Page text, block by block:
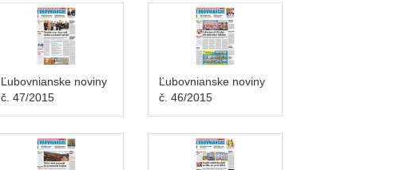
Ľubovnianske noviny
č. 47/2015
Ľubovnianske noviny
č. 46/2015